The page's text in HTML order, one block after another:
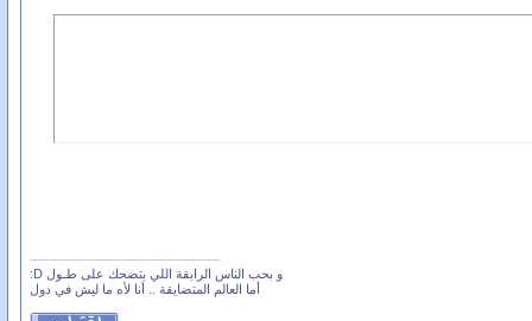
و بحب الناس الرايقة اللي بتضحك على طـول D:
أما العالم المتضايقة .. أنا لأه ما ليش في دول